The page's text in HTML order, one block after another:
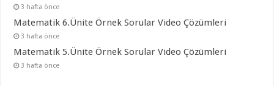
3 hafta önce
Matematik 6.Ünite Örnek Sorular Video Çözümleri
3 hafta önce
Matematik 5.Ünite Örnek Sorular Video Çözümleri
3 hafta önce